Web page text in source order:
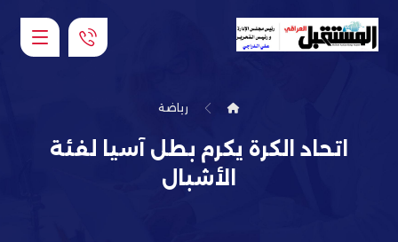
رياضة
اتحاد الكرة يكرم بطل آسيا لفئة
الأشبال